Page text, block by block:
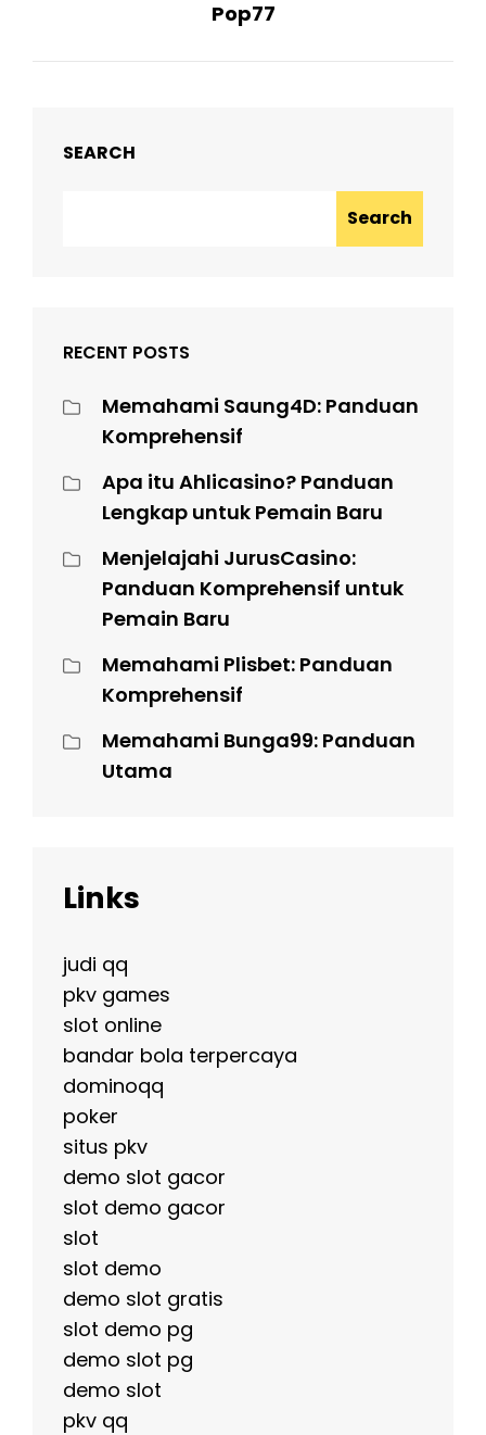
Pop77
SEARCH
Search
RECENT POSTS
Memahami Saung4D: Panduan
Komprehensif
Apa itu Ahlicasino? Panduan
Lengkap untuk Pemain Baru
Menjelajahi JurusCasino:
Panduan Komprehensif untuk
Pemain Baru
Memahami Plisbet: Panduan
Komprehensif
Memahami Bunga99: Panduan
Utama
Links
judi qq
pkv games
slot online
bandar bola terpercaya
dominoqq
poker
situs pkv
demo slot gacor
slot demo gacor
slot
slot demo
demo slot gratis
slot demo pg
demo slot pg
demo slot
pkv qq